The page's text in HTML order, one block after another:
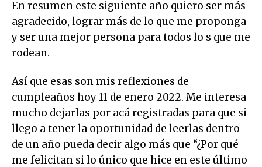
En resumen este siguiente año quiero ser más
agradecido, lograr más de lo que me proponga
y ser una mejor persona para todos lo s que me
rodean.
Así que esas son mis reflexiones de
cumpleaños hoy 11 de enero 2022. Me interesa
mucho dejarlas por acá registradas para que si
llego a tener la oportunidad de leerlas dentro
de un año pueda decir algo más que “¿Por qué
me felicitan si lo único que hice en este último